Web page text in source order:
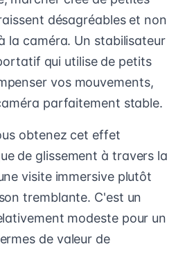
désagréables et non
la caméra. Un stabilisateur
qui utilise de petits
vos mouvements,
parfaitement stable.
obtenez cet effet
de glissement à travers la
visite immersive plutôt
tremblante. C'est un
modeste pour un
de valeur de